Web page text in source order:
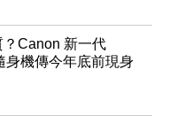
？Canon 新一代
身機傳今年底前現身